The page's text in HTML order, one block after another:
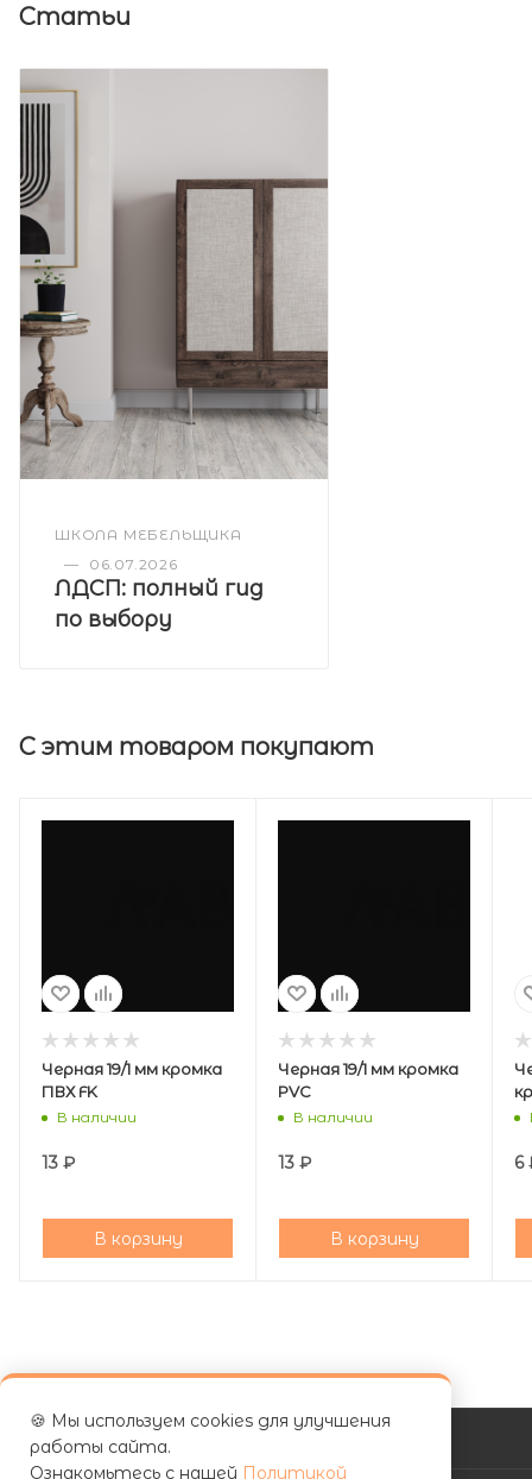
Статьи
ШКОЛА МЕБЕЛЬЩИКА
—
06.07.2026
ЛДСП: полный гид
по выбору
С этим товаром покупают
Черная 19/1 мм кромка
ПВХ FK
В наличии
13 ₽
В корзину
Черная 19/1 мм кромка
PVC
В наличии
13 ₽
В корзину
6
КАТАЛОГ
🍪 Мы используем cookies для улучшения
работы сайта.
Ознакомьтесь с нашей Политикой